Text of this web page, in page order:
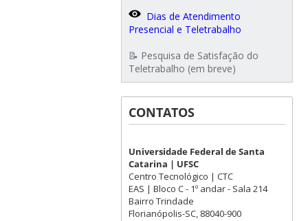
Dias de Atendimento
Presencial e Teletrabalho
📝 Pesquisa de Satisfação do
Teletrabalho (em breve)
CONTATOS
Universidade Federal de Santa
Catarina | UFSC
Centro Tecnológico | CTC
EAS | Bloco C - 1º andar - Sala 214
Bairro Trindade
Florianópolis-SC, 88040-900